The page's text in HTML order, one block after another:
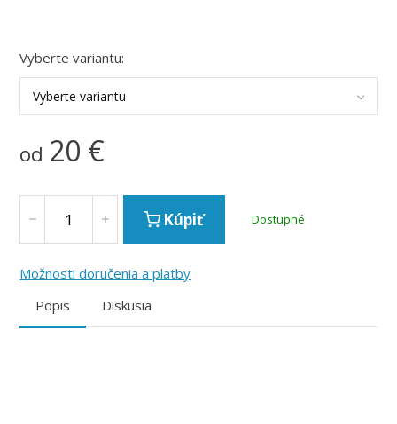
Vyberte variantu:
Vyberte variantu
od 20 €
Kúpiť Dostupné
Možnosti doručenia a platby
Popis
Diskusia